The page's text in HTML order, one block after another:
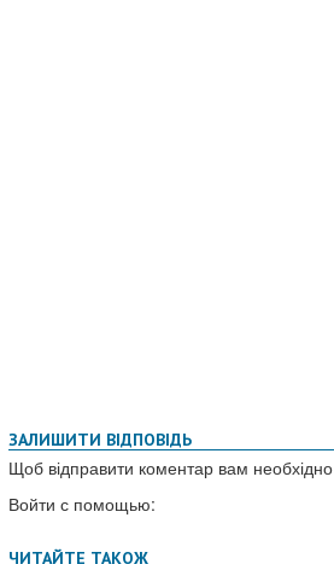
ЗАЛИШИТИ ВІДПОВІДЬ
Щоб відправити коментар вам необхідно
Войти с помощью: